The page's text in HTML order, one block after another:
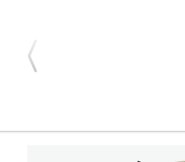
Κατηγορία: ΚΟΥΡΕΥΤΙΚΑ